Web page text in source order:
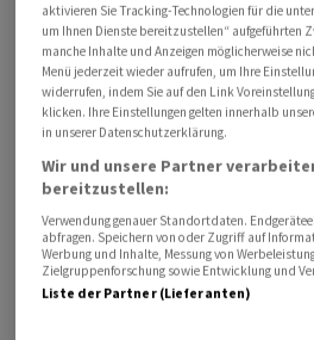
Termine Konjunktur
      USA Empire State Bericht 3/26
      USA Industrieproduktion 2/26
      USA Kapazitätsauslastung 2/26
FRA Handelsgespräche
übernommen werden.
awp-robot/
aktivieren Sie Tracking-Technologien für die
um Ihnen Dienste bereitzustellen“ aufgeführten
manche Inhalte und Anzeigen möglicherweise
Menü jederzeit wieder aufrufen, um Ihre
widerrufen, indem Sie auf den Link
klicken. Ihre Einstellungen gelten innerhalb
in unserer Datenschutzerklärung.
Wir und unsere Partner
bereitzustellen:
Verwendung genauer Standortdaten.
abfragen. Speichern von oder Zugriff auf
Werbung und Inhalte, Messung von
Zielgruppenforschung sowie Entwicklung und
Liste der Partner (Lieferanten)